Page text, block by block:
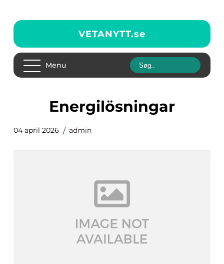
VETANYTT.se
Menu
Energilösningar
04 april 2026 admin